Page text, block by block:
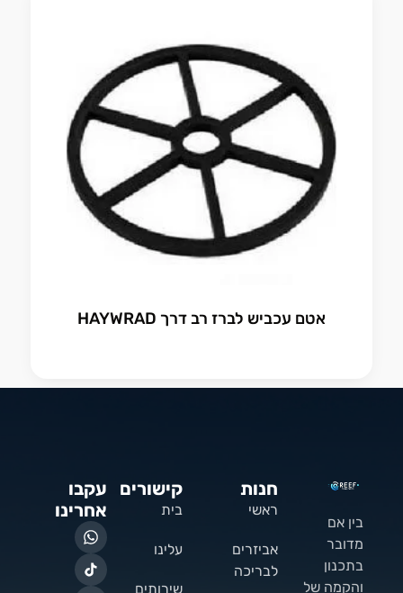
אטם עכביש לברז רב דרך HAYWRAD
בין אם
מדובר
בתכנון
והקמה של
חנות
ראשי
אביזרים
לבריכה
קישורים
בית
עלינו
שירותים
עקבו
אחרינו